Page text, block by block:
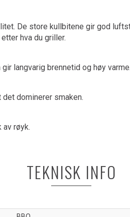
De store kullbitene gir god
hva du griller.
langvarig brennetid og høy varme.
dominerer smaken.
av røyk.
TEKNISK INFO